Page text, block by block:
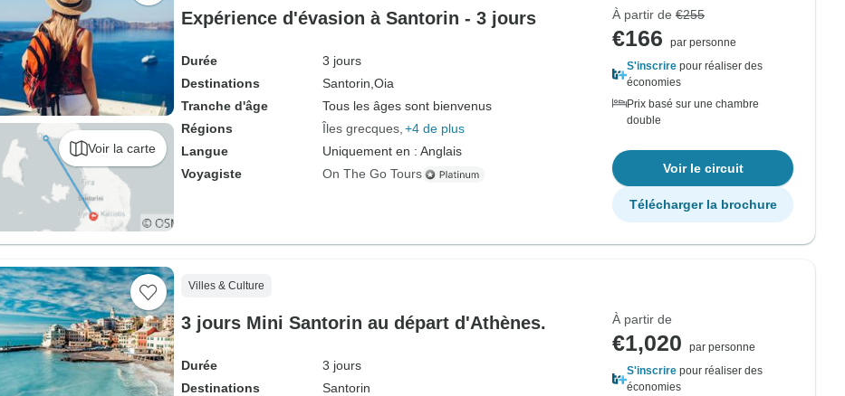
Voir la carte
Expérience d'évasion à Santorin - 3 jours
Durée
3 jours
Destinations
Santorin, Oia
Tranche d'âge
Tous les âges sont bienvenus
Régions
Îles grecques +4 de plus
Langue
Uniquement en : Anglais
Voyagiste
On The Go Tours
À partir de €255
€166
par personne
S'inscrire pour réaliser des
économies
Prix basé sur une chambre
double
Voir le circuit
Télécharger la brochure
Villes & Culture
3 jours Mini Santorin au départ d'Athènes.
Durée
3 jours
Destinations
Santorin
À partir de
€1,020
par personne
S'inscrire pour réaliser des
économies